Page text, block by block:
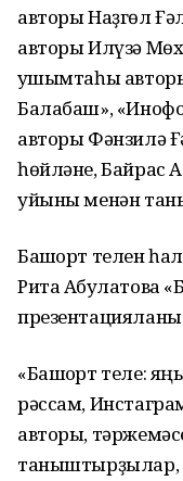
авторы Наҙгөл
авторы Илүзә
ҡушымтаһы
Балабаш»,
авторы Фәнзилә
һөйләне, Байрас
уйыны менән
Башҡорт телен
Рита Аҡбулатова
«Башҡорт теле:
рәссам,
авторы,
таныштырҙылар,